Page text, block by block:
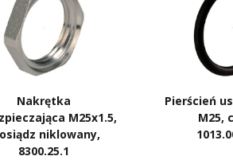
Nakrętka
M25x1.5,
niklowany,
8300.25.1
Pierścień
M25,